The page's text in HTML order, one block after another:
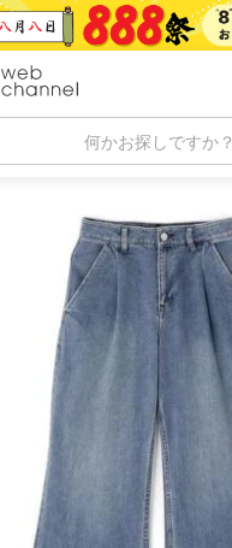
何かお探しですか？